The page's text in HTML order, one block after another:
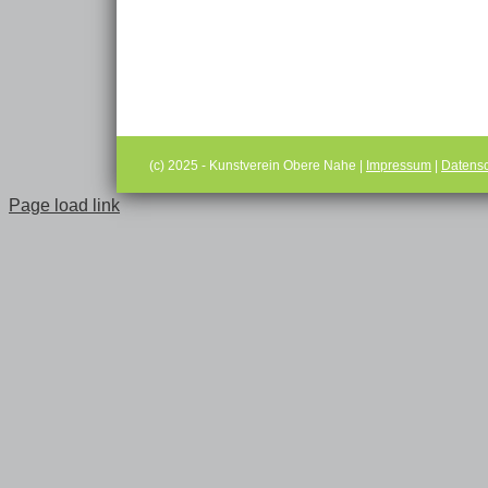
(c) 2025 - Kunstverein Obere Nahe | Impressum
Page load link